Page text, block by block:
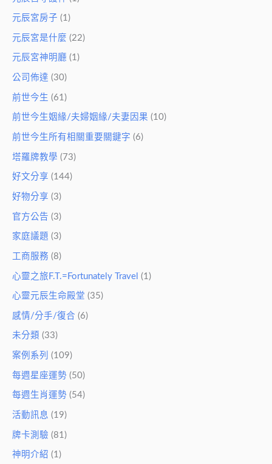
元辰宮房子 (1)
元辰宮是什麼 (22)
元辰宮神明廳 (1)
公司佈達 (30)
前世今生 (61)
前世今生姻緣/夫婦姻緣/夫妻因果 (10)
前世今生所有相關重要關鍵字 (6)
塔羅牌教學 (73)
好文分享 (144)
好物分享 (3)
官方公告 (3)
家庭議題 (3)
工商服務 (8)
心靈之旅F.T.=Fortunately Travel (1)
心靈元辰生命殿堂 (35)
感情/分手/復合 (6)
未分類 (33)
案例系列 (109)
每週星座運勢 (50)
每週生肖運勢 (54)
活動訊息 (19)
牌卡測驗 (81)
神明介紹 (1)